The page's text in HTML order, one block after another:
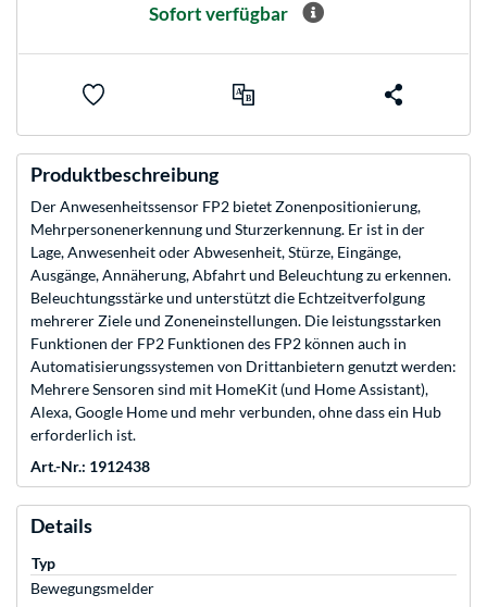
Sofort verfügbar
Produktbeschreibung
Der Anwesenheitssensor FP2 bietet Zonenpositionierung,
Mehrpersonenerkennung und Sturzerkennung. Er ist in der
Lage, Anwesenheit oder Abwesenheit, Stürze, Eingänge,
Ausgänge, Annäherung, Abfahrt und Beleuchtung zu erkennen.
Beleuchtungsstärke und unterstützt die Echtzeitverfolgung
mehrerer Ziele und Zoneneinstellungen. Die leistungsstarken
Funktionen der FP2 Funktionen des FP2 können auch in
Automatisierungssystemen von Drittanbietern genutzt werden:
Mehrere Sensoren sind mit HomeKit (und Home Assistant),
Alexa, Google Home und mehr verbunden, ohne dass ein Hub
erforderlich ist.
Art.-Nr.: 1912438
Details
Typ
Bewegungsmelder